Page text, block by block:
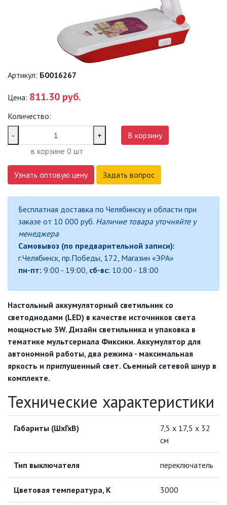
ДАТЧИКИ ДВИЖЕНИЯ И
ФОТОРЕЛЕ
ДЕКОРАТИВНАЯ ПОДСВЕТКА
ИНФРАКРАСНЫЕ ЛАМПЫ
ИСТОЧНИКИ СВЕТА
КАБЕЛЕНЕСУЩИЕ СИСТЕМЫ
КАБЕЛЬ
КЛЕЙКИЕ ЛЕНТЫ
ЛИНЕЙНЫЕ СВЕТОДИОДНЫЕ
СВЕТИЛЬНИКИ
ЛЮСТРЫ
МОДУЛЬНЫЕ СИСТЕМЫ
НАСТОЛЬНЫЕ СВЕТИЛЬНИКИ
НАСТОЛЬНЫЕ СВЕТИЛЬНИКИ
ПОД КЛЛ
НАСТОЛЬНЫЕ СВЕТИЛЬНИКИ
ПОД ЛАМПУ НАКАЛИВАНИЯ (ЛОН)
ЭНЕРГОСБЕРЕГАЮЩЕЙ
Артикул: Б0016267
Цена: 811.30 руб.
Количество:
-
+
в корзине 0 шт
В корзину
Узнать оптовую цену Задать вопрос
Бесплатная доставка по Челябинску и области при
заказе от 10 000 руб. Наличие товара уточняйте у
менеджера
Самовывоз (по предварительной записи):
г.Челябинск, пр.Победы, 172, Магазин «ЭРА»
пн-пт: 9:00 - 19:00, сб-вс: 10:00 - 18:00
Настольный аккумуляторный светильник со
светодиодами (LED) в качестве источников света
мощностью 3W. Дизайн светильника и упаковка в
тематике мультсериала Фиксики. Аккумулятор для
автономной работы, два режима - максимальная
яркость и приглушенный свет. Съемный сетевой шнур в
комплекте.
Технические характеристики
Габариты (ШхГхВ)
7,5 х 17,5 х 32
см
Тип выключателя переключатель
Цветовая температура, К 3000